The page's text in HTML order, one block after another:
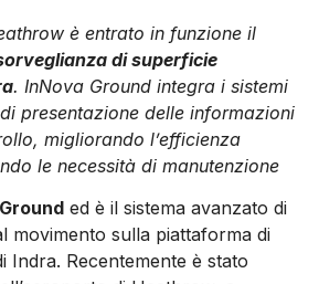
è entrato in funzione il
di superficie
. InNova Ground integra i sistemi
presentazione delle informazioni
migliorando l’efficienza
le necessità di manutenzione
ed è il sistema avanzato di
movimento sulla piattaforma di
Indra. Recentemente è stato